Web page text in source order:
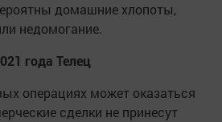
домашние хлопоты,
недомогание.
года Телец
операциях может оказаться
сделки не принесут